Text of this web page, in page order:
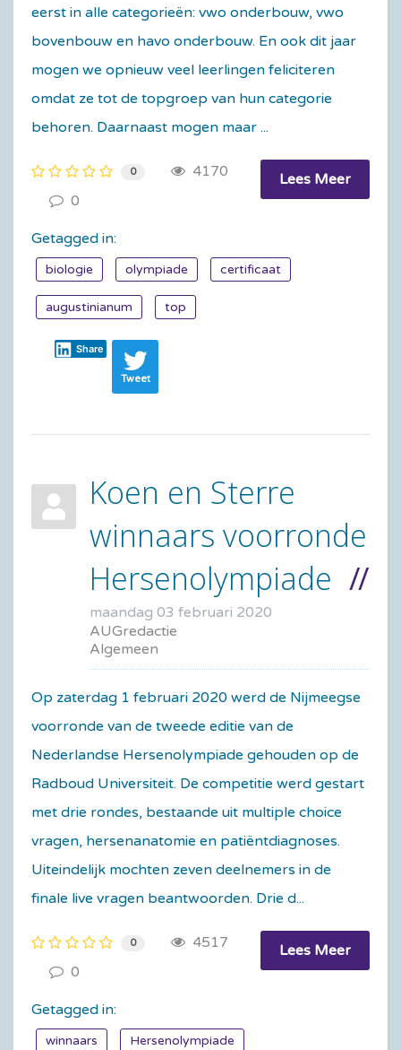
eerst in alle categorieën: vwo onderbouw, vwo
bovenbouw en havo onderbouw. En ook dit jaar
mogen we opnieuw veel leerlingen feliciteren
omdat ze tot de topgroep van hun categorie
behoren. Daarnaast mogen maar ...
Lees Meer
0
4170
0
Getagged in:
biologie olympiade certificaat
augustinianum top
Share
Tweet
Koen en Sterre
winnaars voorronde
Hersenolympiade
maandag 03 februari 2020
AUGredactie
Algemeen
Op zaterdag 1 februari 2020 werd de Nijmeegse
voorronde van de tweede editie van de
Nederlandse Hersenolympiade gehouden op de
Radboud Universiteit. De competitie werd gestart
met drie rondes, bestaande uit multiple choice
vragen, hersenanatomie en patiëntdiagnoses.
Uiteindelijk mochten zeven deelnemers in de
finale live vragen beantwoorden. Drie d...
Lees Meer
0
4517
0
Getagged in:
winnaars Hersenolympiade